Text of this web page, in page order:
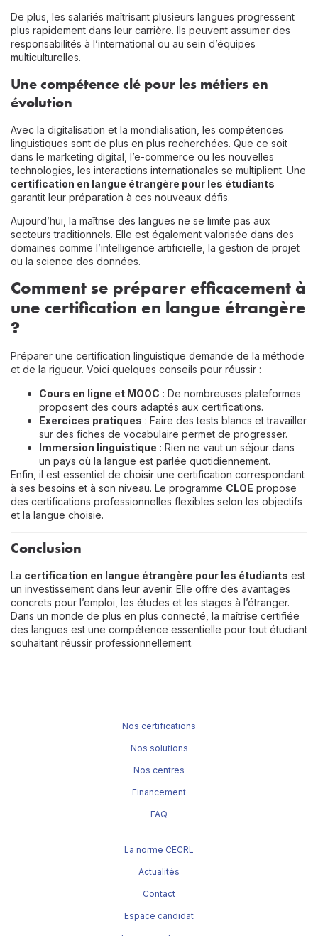
De plus, les salariés maîtrisant plusieurs langues progressent
plus rapidement dans leur carrière. Ils peuvent assumer des
responsabilités à l’international ou au sein d’équipes
multiculturelles.
Une compétence clé pour les métiers en
évolution
Avec la digitalisation et la mondialisation, les compétences
linguistiques sont de plus en plus recherchées. Que ce soit
dans le marketing digital, l’e-commerce ou les nouvelles
technologies, les interactions internationales se multiplient. Une
certification en langue étrangère pour les étudiants
garantit leur préparation à ces nouveaux défis.
Aujourd’hui, la maîtrise des langues ne se limite pas aux
secteurs traditionnels. Elle est également valorisée dans des
domaines comme l’intelligence artificielle, la gestion de projet
ou la science des données.
Comment se préparer efficacement à
une certification en langue étrangère
?
Préparer une certification linguistique demande de la méthode
et de la rigueur. Voici quelques conseils pour réussir :
Cours en ligne et MOOC : De nombreuses plateformes
proposent des cours adaptés aux certifications.
Exercices pratiques : Faire des tests blancs et travailler
sur des fiches de vocabulaire permet de progresser.
Immersion linguistique : Rien ne vaut un séjour dans
un pays où la langue est parlée quotidiennement.
Enfin, il est essentiel de choisir une certification correspondant
à ses besoins et à son niveau. Le programme CLOE propose
des certifications professionnelles flexibles selon les objectifs
et la langue choisie.
Conclusion
La certification en langue étrangère pour les étudiants est
un investissement dans leur avenir. Elle offre des avantages
concrets pour l’emploi, les études et les stages à l’étranger.
Dans un monde de plus en plus connecté, la maîtrise certifiée
des langues est une compétence essentielle pour tout étudiant
souhaitant réussir professionnellement.
Nos certifications
Nos solutions
Nos centres
Financement
FAQ
La norme CECRL
Actualités
Contact
Espace candidat